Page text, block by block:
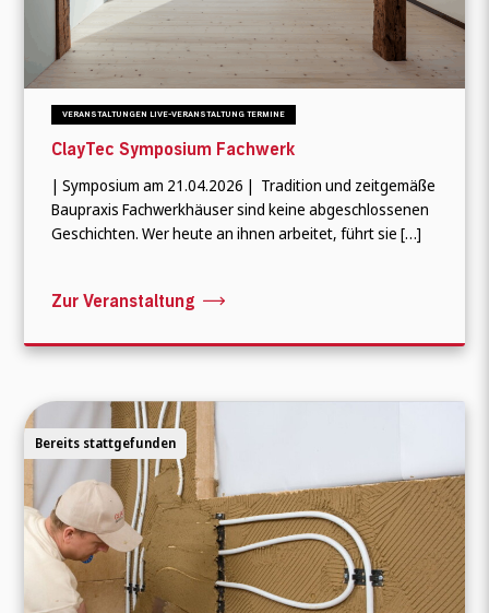
VERANSTALTUNGEN LIVE-VERANSTALTUNG TERMINE
ClayTec Symposium Fachwerk
| Symposium am 21.04.2026 | Tradition und zeitgemäße
Baupraxis Fachwerkhäuser sind keine abgeschlossenen
Geschichten. Wer heute an ihnen arbeitet, führt sie […]
Zur Veranstaltung
Bereits stattgefunden